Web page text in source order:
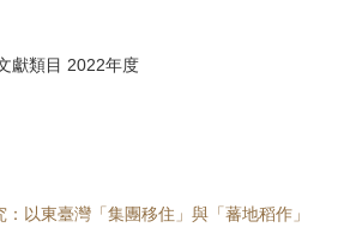
獻類目 2022年度
：以東臺灣「集團移住」與「蕃地稻作」